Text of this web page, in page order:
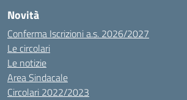
Novità
Conferma Iscrizioni a.s. 2026/2027
Le circolari
Le notizie
Area Sindacale
Circolari 2022/2023